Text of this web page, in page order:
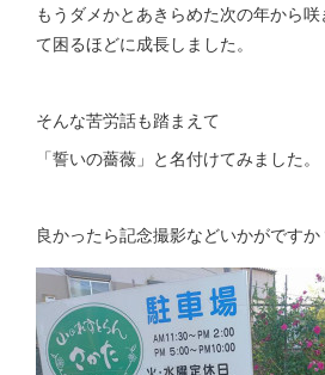
もうダメかとあきらめた次の年から
て困るほどに成長しました。
そんな苦労話も踏まえて
「誓いの薔薇」と名付けてみました。
良かったら記念撮影などいかがですか